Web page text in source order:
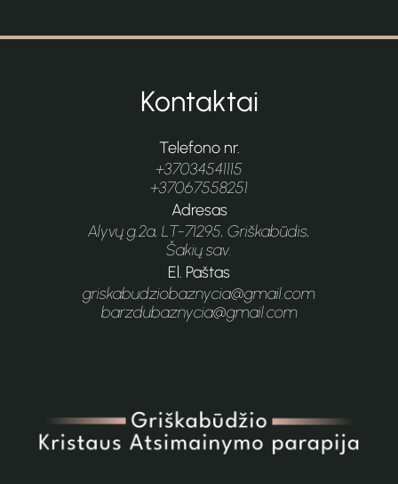
Kontaktai
Telefono nr.
+37034541115
+37067558251
Adresas
Alyvų g.2a, LT-71295, Griškabūdis,
Šakių sav.
El. Paštas
griskabudziobaznycia@gmail.com
barzdubaznycia@gmail.com